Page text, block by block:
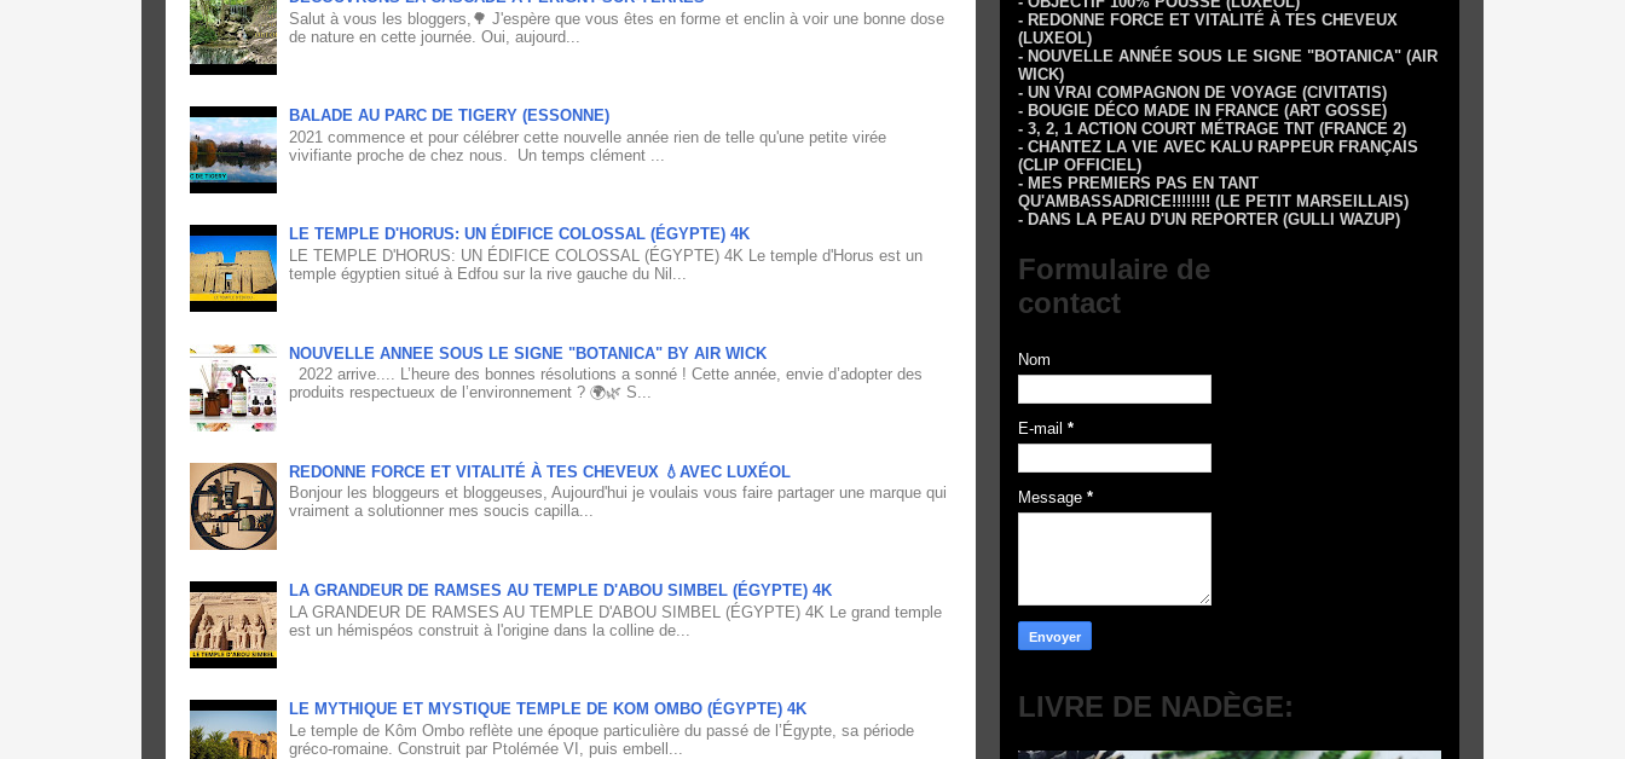
Salut à vous les bloggers,🌳 J'espère que vous êtes en forme et enclin à voir une bonne dose
de nature en cette journée. Oui, aujourd...
BALADE AU PARC DE TIGERY (ESSONNE)
2021 commence et pour célébrer cette nouvelle année rien de telle qu'une petite virée
vivifiante proche de chez nous. Un temps clément ...
LE TEMPLE D'HORUS: UN ÉDIFICE COLOSSAL (ÉGYPTE) 4K
LE TEMPLE D'HORUS: UN ÉDIFICE COLOSSAL (ÉGYPTE) 4K Le temple d'Horus est un
temple égyptien situé à Edfou sur la rive gauche du Nil...
NOUVELLE ANNEE SOUS LE SIGNE "BOTANICA" BY AIR WICK
2022 arrive.... L’heure des bonnes résolutions a sonné ! Cette année, envie d’adopter des
produits respectueux de l’environnement ? 🌍🌿 S...
REDONNE FORCE ET VITALITÉ À TES CHEVEUX 💧AVEC LUXÉOL
Bonjour les bloggeurs et bloggeuses, Aujourd'hui je voulais vous faire partager une marque qui
vraiment a solutionner mes soucis capilla...
LA GRANDEUR DE RAMSES AU TEMPLE D'ABOU SIMBEL (ÉGYPTE) 4K
LA GRANDEUR DE RAMSES AU TEMPLE D'ABOU SIMBEL (ÉGYPTE) 4K Le grand temple
est un hémispéos construit à l'origine dans la colline de...
LE MYTHIQUE ET MYSTIQUE TEMPLE DE KOM OMBO (ÉGYPTE) 4K
Le temple de Kôm Ombo reflète une époque particulière du passé de l’Égypte, sa période
gréco-romaine. Construit par Ptolémée VI, puis embell...
- REDONNE FORCE ET VITALITÉ À TES CHEVEUX
(LUXEOL)
- NOUVELLE ANNÉE SOUS LE SIGNE "BOTANICA" (AIR
WICK)
- UN VRAI COMPAGNON DE VOYAGE (CIVITATIS)
- BOUGIE DÉCO MADE IN FRANCE (ART GOSSE)
- 3, 2, 1 ACTION COURT MÉTRAGE TNT (FRANCE 2)
- CHANTEZ LA VIE AVEC KALU RAPPEUR FRANÇAIS
(CLIP OFFICIEL)
- MES PREMIERS PAS EN TANT
QU'AMBASSADRICE!!!!!!!! (LE PETIT MARSEILLAIS)
- DANS LA PEAU D'UN REPORTER (GULLI WAZUP)
Formulaire de
contact
Nom
E-mail *
Message *
LIVRE DE NADÈGE: